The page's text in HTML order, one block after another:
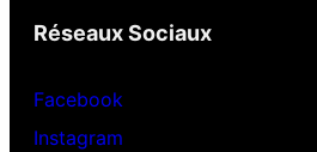
Réseaux Sociaux
Facebook
Instagram